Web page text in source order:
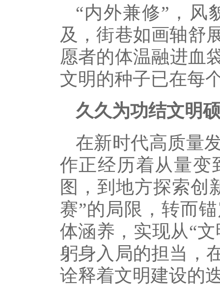
“内外兼修”，风
及，街巷如画轴舒
愿者的体温融进血
文明的种子已在每
久久为功结文明
在新时代高质量
作正经历着从量变
图，到地方探索创
赛”的局限，转而
体涵养，实现从“
躬身入局的担当，
诠释着文明建设的